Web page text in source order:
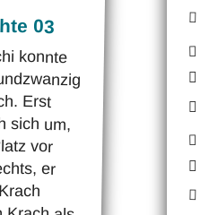
03
konnte
Krach. Erst
sah sich um,
Platz vor
rechts, er
den Krach
Krach als